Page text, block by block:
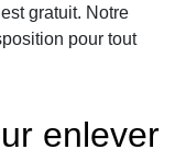
gratuit. Notre
pour tout
enlever